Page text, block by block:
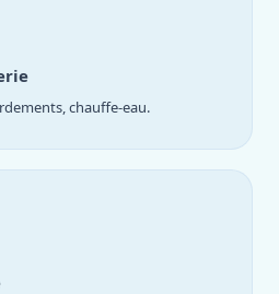
chauffe-eau.